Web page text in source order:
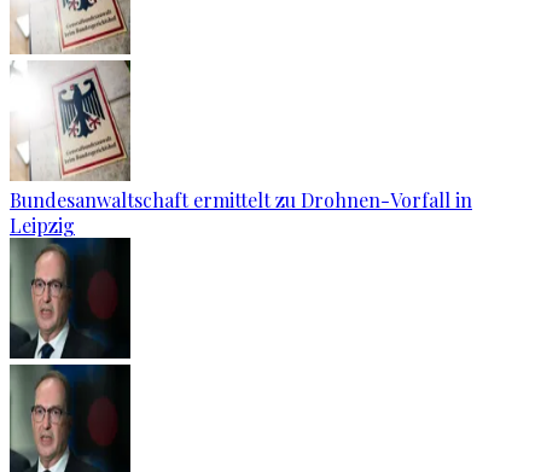
Bundesanwaltschaft ermittelt zu Drohnen-Vorfall in
Leipzig